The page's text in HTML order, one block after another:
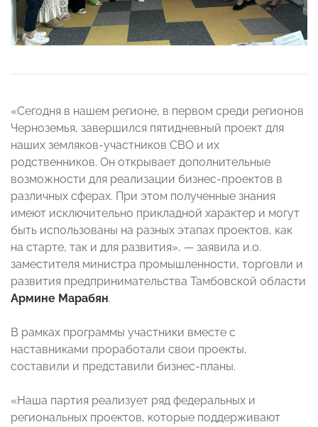
«Сегодня в нашем регионе, в первом среди регионов
Черноземья, завершился пятидневный проект для
наших земляков-участников СВО и их
родственников. Он открывает дополнительные
возможности для реализации бизнес-проектов в
различных сферах. При этом полученные знания
имеют исключительно прикладной характер и могут
быть использованы на разных этапах проектов, как
на старте, так и для развития», — заявила и.о.
заместителя министра промышленности, торговли и
развития предпринимательства Тамбовской области
Армине Марабян.
В рамках программы участники вместе с
наставниками проработали свои проекты,
составили и представили бизнес-планы.
«Наша партия реализует ряд федеральных и
региональных проектов, которые поддерживают